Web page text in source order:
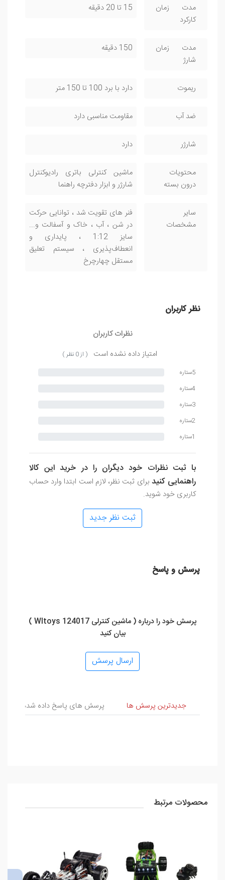
مدت زمان
کارکرد
15 تا 20 دقیقه
مدت زمان
شارژ
150 دقیقه
ریموت دارد با برد 100 تا 150 متر
ضد آب مقاومت مناسبی دارد
شارژر دارد
محتویات
درون بسته
ماشین کنترلی باتری رادیوکنترل
شارژر و ابزار دفترچه راهنما
سایر
مشخصات
فنر های تقویت شد ، توانایی حرکت
در شن ، آب ، خاک و آسفالت و...
سایز 1:12 ، پایداری و
انعطاف‌پذیری ، سیستم تعلیق
مستقل چهارچرخ
نظر کاربران
نظرات کاربران
امتیاز داده نشده است
( از 0 نظر )
5ستاره
4ستاره
3ستاره
2ستاره
1ستاره
با ثبت نظرات خود دیگران را در خرید این کالا
راهنمایی کنید برای ثبت نظر، لازم است ابتدا وارد حساب
کاربری خود شوید.
ثبت نظر جدید
پرسش و پاسخ
پرسش خود را درباره ( ماشین کنترلی Wltoys 124017 )
بیان کنید
ارسال پرسش
پرسش و پاسخ
جدیدترین پرسش ها پرسش های پاسخ داده شده
محصولات مرتبط